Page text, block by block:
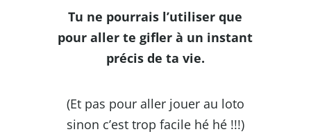
Tu ne pourrais l’utiliser que
pour aller te gifler à un instant
précis de ta vie.
(Et pas pour aller jouer au loto
sinon c’est trop facile hé hé !!!)